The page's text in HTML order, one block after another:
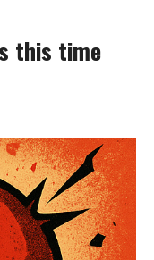
this time